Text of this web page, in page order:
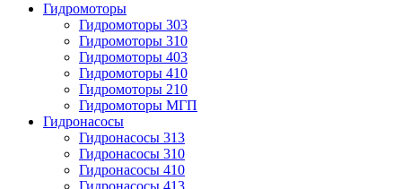
Гидромоторы
Гидромоторы 303
Гидромоторы 310
Гидромоторы 403
Гидромоторы 410
Гидромоторы 210
Гидромоторы МГП
Гидронасосы
Гидронасосы 313
Гидронасосы 310
Гидронасосы 410
Гидронасосы 413